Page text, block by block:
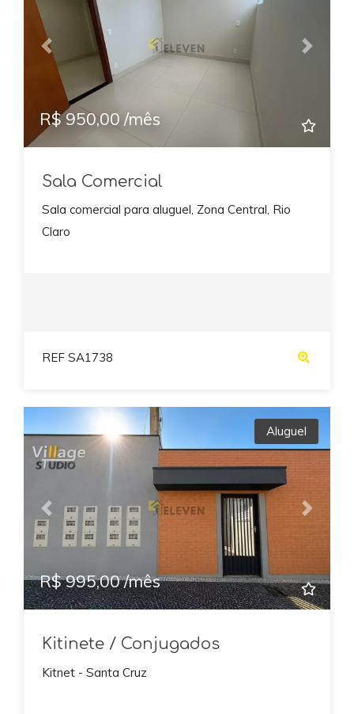
Previous Next
R$ 950,00 /mês
Sala Comercial
Sala comercial para aluguel, Zona Central, Rio
Claro
REF SA1738
Previous Next
Aluguel
R$ 995,00 /mês
Kitinete / Conjugados
Kitnet - Santa Cruz